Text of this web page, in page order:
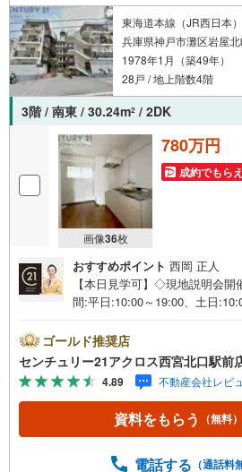
東海道本線（JR西日本
兵庫県神戸市灘区岩屋
1978年1月（築49年）
28戸 / 地上階数4階
3階 / 南東 / 30.24m2 / 2DK
画像36枚
780万円
成約でもら
おすすめポイント 西岡 正人
【本日見学可】◇現地説明会
間:平日:10:00～19:00、土日
神・阪急3WAYアクセス可能な
コニー付きで陽当たり良好♪○セ
ープの3つの特徴○■センチュリ
1（1997年～2024年兵庫地区仲
丹・宝塚にて8店舗展開中。阪
お任せ下さい■お客様駐車場、
大歓迎です。 お子様連れでも
ゴールド推奨店
センチュリー21アクロス西宮北口駅前
4.89 不動産会社レビ
資料をもらう （無料）
電話する （通話料